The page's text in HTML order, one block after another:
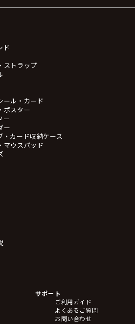
ド
ストラップ
ール・カード
ポスター
ー
ー
・カード収納ケース
マウスパッド
サポート
ご利用ガイド
よくあるご質問
お問い合わせ